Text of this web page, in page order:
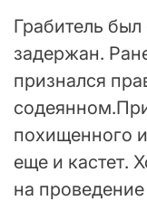
Грабитель
задержан.
признался
похищенного
еще и кастет.
на